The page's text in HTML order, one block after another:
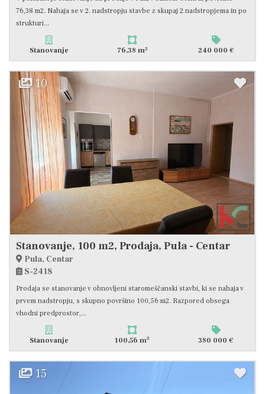
76,38 m2. Nahaja se v 2. nadstropju stavbe z skupaj 2 nadstropjema in po
strukturi...
Stanovanje 76,38 m2 240 000 €
10
Stanovanje, 100 m2, Prodaja, Pula - Centar
Pula, Centar
S-2418
Prodaja se stanovanje v obnovljeni staromeščanski stavbi, ki se nahaja v
prvem nadstropju, s skupno površino 100,56 m2. Razpored obsega
vhodni predprostor,...
Stanovanje 100,56 m2 380 000 €
15